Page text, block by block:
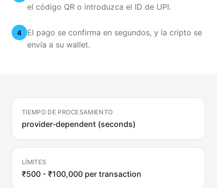
el código QR o introduzca el ID de UPI.
4
El pago se confirma en segundos, y la cripto se
envía a su wallet.
TIEMPO DE PROCESAMIENTO
provider-dependent (seconds)
LÍMITES
₹500 - ₹100,000 per transaction